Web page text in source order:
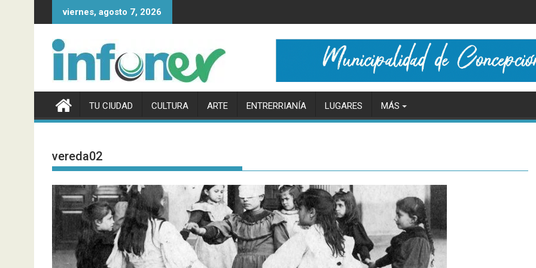
al
viernes, agosto 7, 2026
TU CIUDAD CULTURA ARTE ENTRERRIANÍA LUGARES MÁS
vereda02